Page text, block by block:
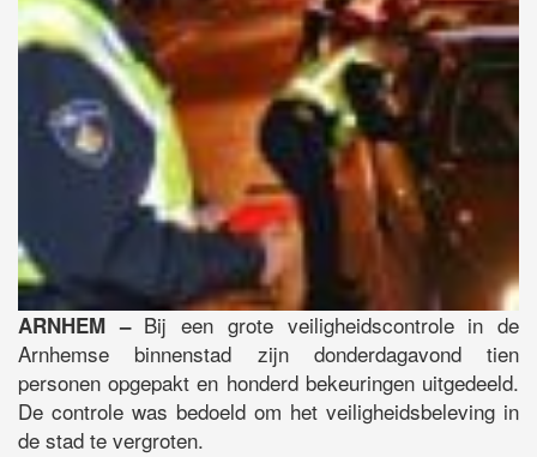
ARNHEM – Bij een grote veiligheidscontrole in de
Arnhemse binnenstad zijn donderdagavond tien
personen opgepakt en honderd bekeuringen uitgedeeld.
De controle was bedoeld om het veiligheidsbeleving in
de stad te vergroten.